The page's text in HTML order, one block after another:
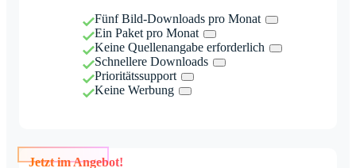
Fünf Bild-Downloads pro Monat
Ein Paket pro Monat
Keine Quellenangabe erforderlich
Schnellere Downloads
Prioritätssupport
Keine Werbung
Jetzt im Angebot!